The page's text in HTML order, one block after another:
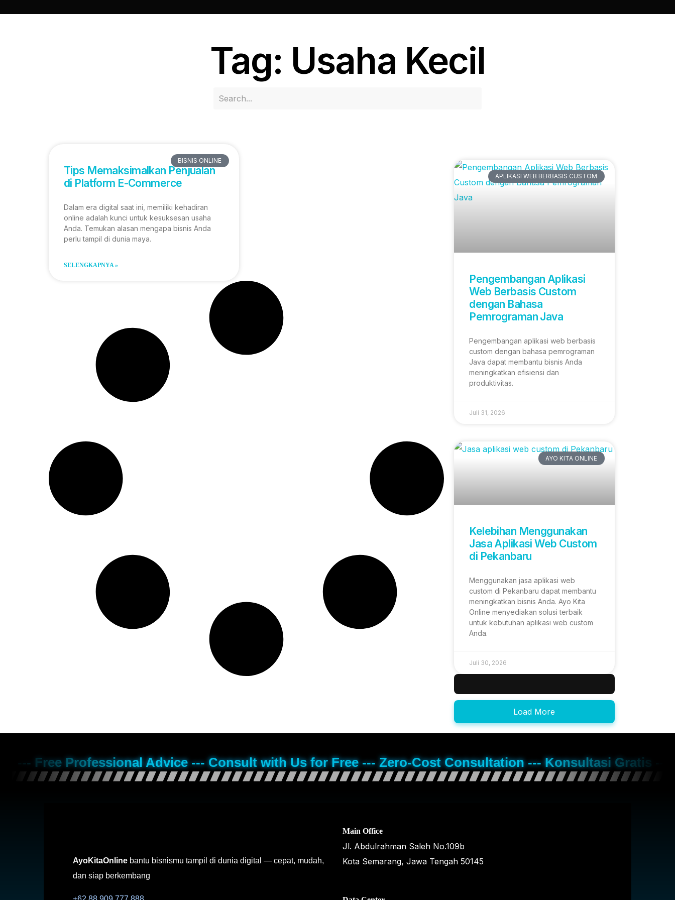
Tag: Usaha Kecil
BISNIS ONLINE
Tips Memaksimalkan Penjualan
di Platform E-Commerce
Dalam era digital saat ini, memiliki kehadiran
online adalah kunci untuk kesuksesan usaha
Anda. Temukan alasan mengapa bisnis Anda
perlu tampil di dunia maya.
SELENGKAPNYA »
APLIKASI WEB BERBASIS CUSTOM
Pengembangan Aplikasi
Web Berbasis Custom
dengan Bahasa
Pemrograman Java
Pengembangan aplikasi web berbasis
custom dengan bahasa pemrograman
Java dapat membantu bisnis Anda
meningkatkan efisiensi dan
produktivitas.
Juli 31, 2026
AYO KITA ONLINE
Kelebihan Menggunakan
Jasa Aplikasi Web Custom
di Pekanbaru
Menggunakan jasa aplikasi web
custom di Pekanbaru dapat membantu
meningkatkan bisnis Anda. Ayo Kita
Online menyediakan solusi terbaik
untuk kebutuhan aplikasi web custom
Anda.
Juli 30, 2026
Load More
--- Free Professional Advice --- Consult with Us for Free --- Zero-Cost Consultation --- Konsultasi Gratis
AyoKitaOnline bantu bisnismu tampil di dunia digital — cepat, mudah,
dan siap berkembang
Main Office
Jl. Abdulrahman Saleh No.109b
Kota Semarang, Jawa Tengah 50145